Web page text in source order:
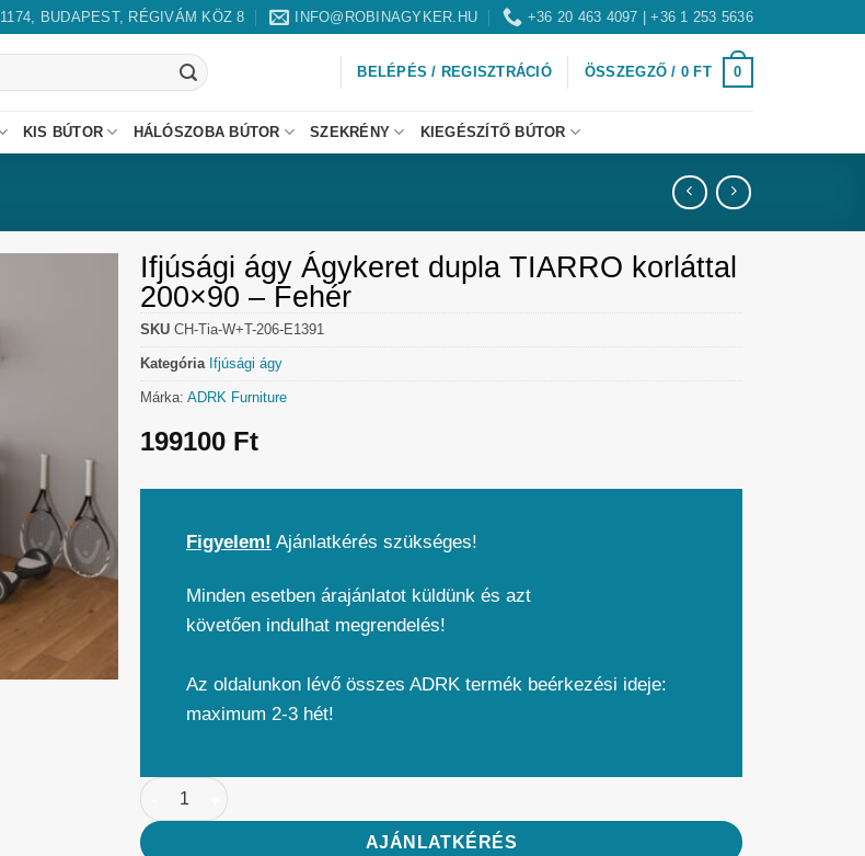
1174, BUDAPEST, RÉGIVÁM KÖZ 8 INFO@ROBINAGYKER.HU +36 20 463 4097 | +36 1 253 5636
BELÉPÉS / REGISZTRÁCIÓ ÖSSZEGZŐ / 0 FT 0
KIS BÚTOR HÁLÓSZOBA BÚTOR SZEKRÉNY KIEGÉSZÍTŐ BÚTOR
Ifjúsági ágy Ágykeret dupla TIARRO korláttal
200×90 – Fehér
SKU CH-Tia-W+T-206-E1391
Kategória Ifjúsági ágy
Márka: ADRK Furniture
199100 Ft
Figyelem! Ajánlatkérés szükséges!
Minden esetben árajánlatot küldünk és azt
követően indulhat megrendelés!
Az oldalunkon lévő összes ADRK termék beérkezési ideje:
maximum 2-3 hét!
AJÁNLATKÉRÉS